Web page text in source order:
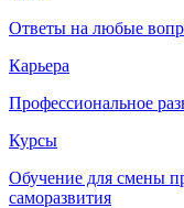
Ответы на любые
Карьера
Профессиональное
Курсы
Обучение для смены
саморазвития